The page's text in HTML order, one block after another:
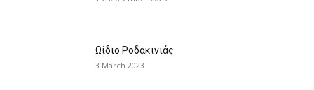
Ωίδιο Ροδακινιάς
3 March 2023